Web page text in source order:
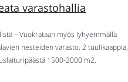
varastohallia
– Vuokrataan myös lyhyemmällä
nesteiden varasto, 2 tuulikaappia,
1500-2000 m2.